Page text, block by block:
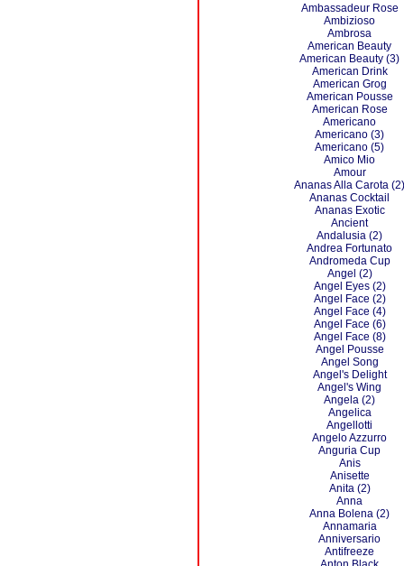
Ambassadeur Rose
Ambizioso
Ambrosa
American Beauty
American Beauty (3)
American Drink
American Grog
American Pousse
American Rose
Americano
Americano (3)
Americano (5)
Amico Mio
Amour
Ananas Alla Carota (2)
Ananas Cocktail
Ananas Exotic
Ancient
Andalusia (2)
Andrea Fortunato
Andromeda Cup
Angel (2)
Angel Eyes (2)
Angel Face (2)
Angel Face (4)
Angel Face (6)
Angel Face (8)
Angel Pousse
Angel Song
Angel's Delight
Angel's Wing
Angela (2)
Angelica
Angellotti
Angelo Azzurro
Anguria Cup
Anis
Anisette
Anita (2)
Anna
Anna Bolena (2)
Annamaria
Anniversario
Antifreeze